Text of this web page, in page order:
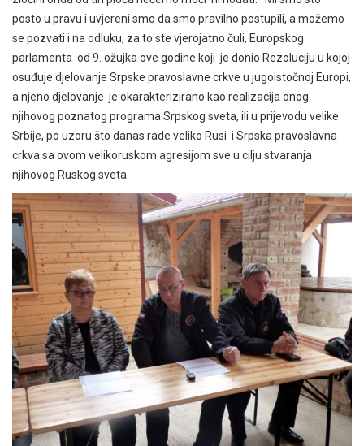
posto u pravu i uvjereni smo da smo pravilno postupili, a možemo
se pozvati i na odluku, za to ste vjerojatno čuli, Europskog
parlamenta od 9. ožujka ove godine koji je donio Rezoluciju u kojoj
osuđuje djelovanje Srpske pravoslavne crkve u jugoistočnoj Europi,
a njeno djelovanje je okarakterizirano kao realizacija onog
njihovog poznatog programa Srpskog sveta, ili u prijevodu velike
Srbije, po uzoru što danas rade veliko Rusi i Srpska pravoslavna
crkva sa ovom velikoruskom agresijom sve u cilju stvaranja
njihovog Ruskog sveta.